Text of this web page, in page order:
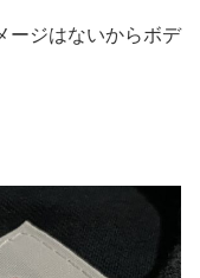
ージはないからボデ